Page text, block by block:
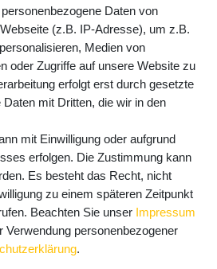
MwSt. und zzgl. Service- und
- Keine Angebote
verpassen!
dass ich dieDaten­schutz­erklärung
Daten von
(z.B. IP-Adresse), um z.B.
Medien von
oder Zugriffe auf unsere Website zu
erfolgt erst durch gesetzte
mit Dritten, die wir in den
mit Einwilligung oder aufgrund
erfolgen. Die Zustimmung kann
Es besteht das Recht, nicht
zu einem späteren Zeitpunkt
Beachten Sie unser Impressum
Verwendung personenbezogener
.